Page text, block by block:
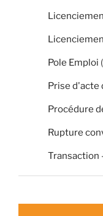
Pole Emploi
Prise d'acte
Procédure
Rupture
Transaction